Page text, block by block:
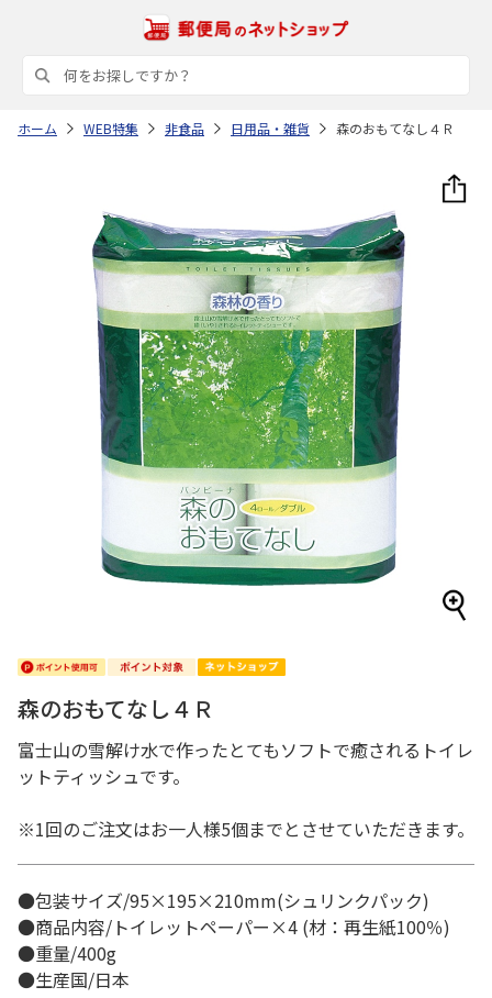
ホーム WEB特集 非食品 日用品・雑貨 森のおもてなし４Ｒ
森のおもてなし４Ｒ
富士山の雪解け水で作ったとてもソフトで癒されるトイレ
ットティッシュです。
※1回のご注文はお一人様5個までとさせていただきます。
●包装サイズ/95×195×210mm(シュリンクパック)
●商品内容/トイレットペーパー×4 (材：再生紙100％)
●重量/400g
●生産国/日本